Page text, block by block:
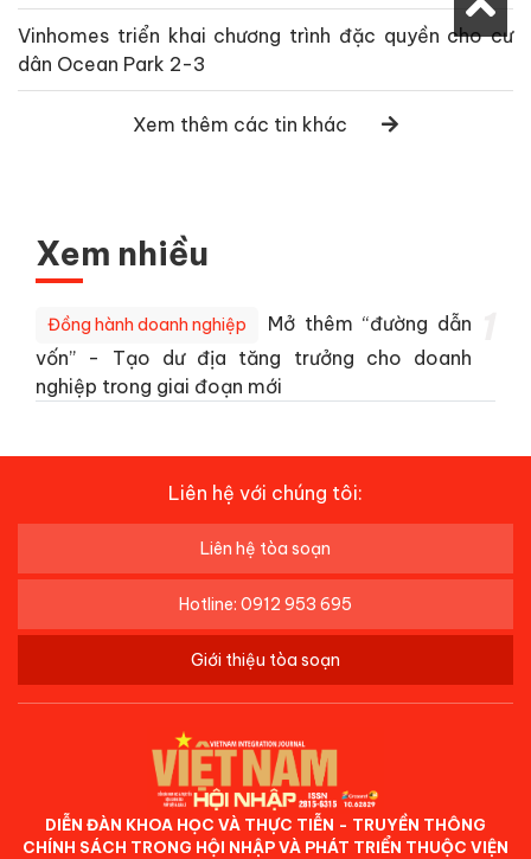
Vinhomes triển khai chương trình đặc quyền cho cư
dân Ocean Park 2-3
Xem thêm các tin khác
Xem nhiều
Đồng hành doanh nghiệp
Mở thêm “đường dẫn
vốn” - Tạo dư địa tăng trưởng cho doanh
nghiệp trong giai đoạn mới
Liên hệ với chúng tôi:
Liên hệ tòa soạn
Hotline: 0912 953 695
Giới thiệu tòa soạn
DIỄN ĐÀN KHOA HỌC VÀ THỰC TIỄN - TRUYỀN THÔNG
CHÍNH SÁCH TRONG HỘI NHẬP VÀ PHÁT TRIỂN THUỘC VIỆN